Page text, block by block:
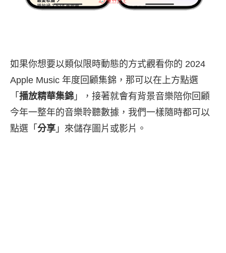
如果你想要以類似限時動態的方式觀看你的 2024
Apple Music 年度回顧集錦，那可以在上方點選
「 播放精華集錦 」，接著就會有背景音樂陪你回顧
今年一整年的音樂聆聽數據，我們一樣隨時都可以
點選「 分享 」來儲存圖片或影片。